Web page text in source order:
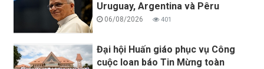
Uruguay, Argentina và Pêru
06/08/2026 401
Đại hội Huấn giáo phục vụ Công
cuộc loan báo Tin Mừng toàn